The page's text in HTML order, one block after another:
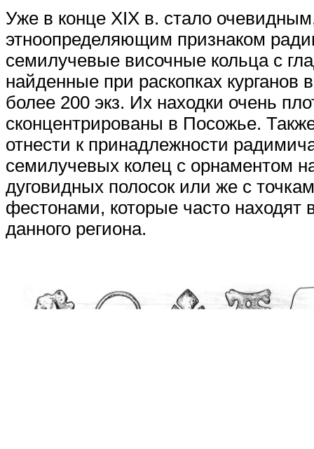
Уже в конце XIX в. стало
этноопределяющим признаком
семилучевые височные кольца с
найденные при раскопках курганов
более 200 экз. Их находки очень
сконцентрированы в Посожье.
отнести к принадлежности
семилучевых колец с орнаментом
дуговидных полосок или же с
фестонами, которые часто находят
данного региона.